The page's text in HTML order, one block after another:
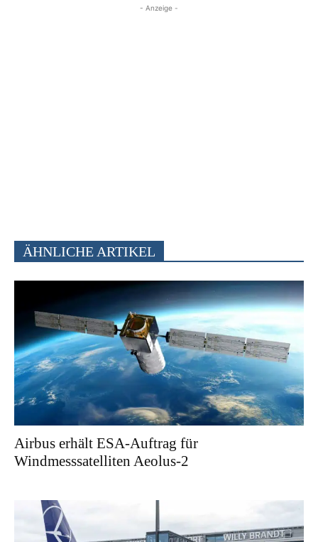
- Anzeige -
ÄHNLICHE ARTIKEL
Airbus erhält ESA-Auftrag für
Windmesssatelliten Aeolus-2